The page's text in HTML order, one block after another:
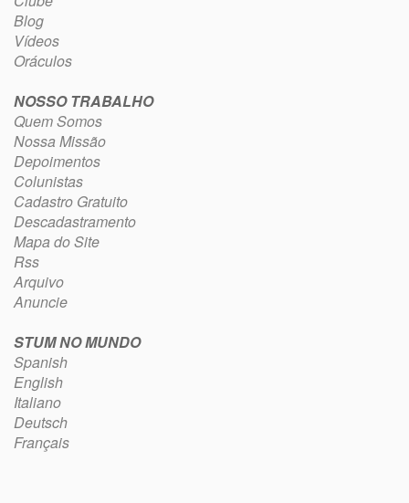
Blog
Vídeos
Oráculos
NOSSO TRABALHO
Quem Somos
Nossa Missão
Depoimentos
Colunistas
Cadastro Gratuito
Descadastramento
Mapa do Site
Rss
Arquivo
Anuncie
STUM NO MUNDO
Spanish
English
Italiano
Deutsch
Français